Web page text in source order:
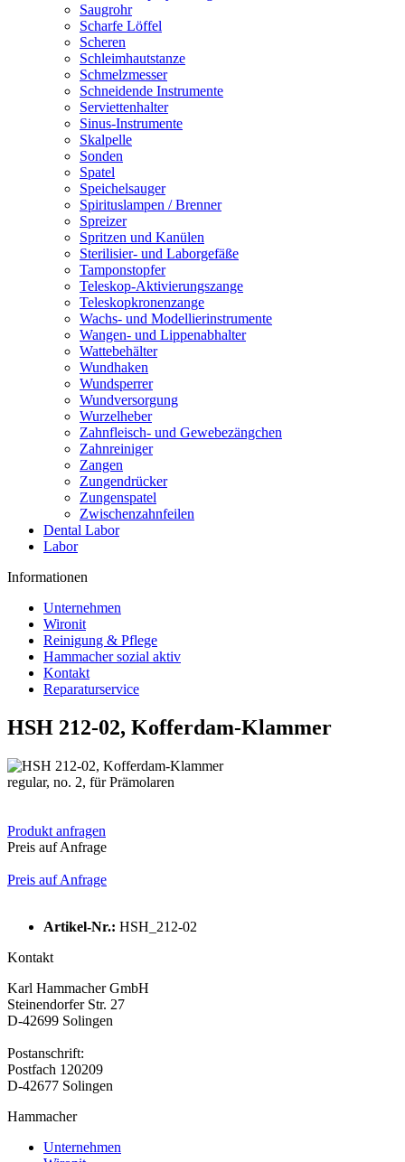
Saugrohr
Scharfe Löffel
Scheren
Schleimhautstanze
Schmelzmesser
Schneidende Instrumente
Serviettenhalter
Sinus-Instrumente
Skalpelle
Sonden
Spatel
Speichelsauger
Spirituslampen / Brenner
Spreizer
Spritzen und Kanülen
Sterilisier- und Laborgefäße
Tamponstopfer
Teleskop-Aktivierungszange
Teleskopkronenzange
Wachs- und Modellierinstrumente
Wangen- und Lippenabhalter
Wattebehälter
Wundhaken
Wundsperrer
Wundversorgung
Wurzelheber
Zahnfleisch- und Gewebezängchen
Zahnreiniger
Zangen
Zungendrücker
Zungenspatel
Zwischenzahnfeilen
Dental Labor
Labor
Informationen
Unternehmen
Wironit
Reinigung & Pflege
Hammacher sozial aktiv
Kontakt
Reparaturservice
HSH 212-02, Kofferdam-Klammer
regular, no. 2, für Prämolaren
Produkt anfragen
Preis auf Anfrage
Preis auf Anfrage
Artikel-Nr.: HSH_212-02
Kontakt
Karl Hammacher GmbH
Steinendorfer Str. 27
D-42699 Solingen
Postanschrift:
Postfach 120209
D-42677 Solingen
Hammacher
Unternehmen